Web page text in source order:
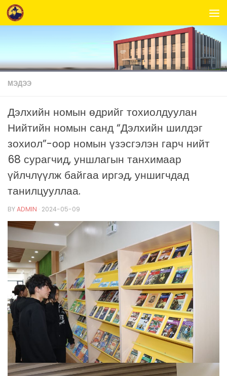
Skip to content
МЭДЭЭ
Дэлхийн номын өдрийг тохиолдуулан
Нийтийн номын санд “Дэлхийн шилдэг
зохиол”-оор номын үзэсгэлэн гарч нийт
68 сурагчид, уншлагын танхимаар
үйлчлүүлж байгаа иргэд, уншигчдад
танилцууллаа.
BYADMIN · 2024-05-09